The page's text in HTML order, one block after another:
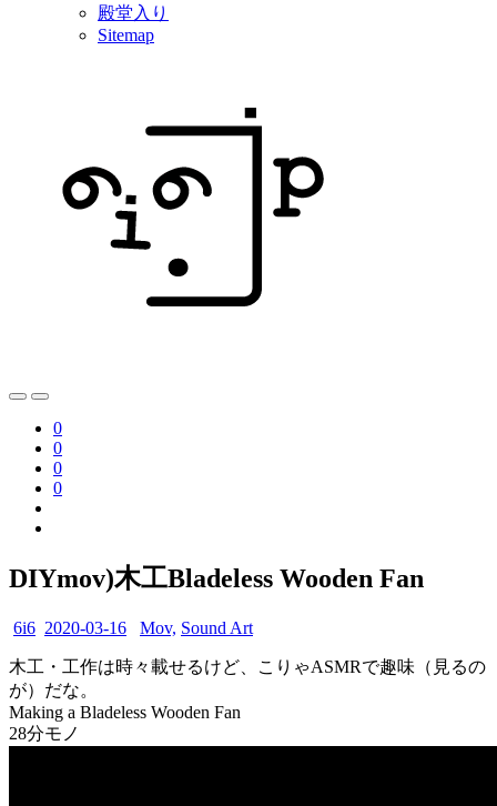
殿堂入り
Sitemap
0
0
0
0
DIYmov)木工Bladeless Wooden Fan
6i6 2020-03-16 Mov, Sound Art
木工・工作は時々載せるけど、こりゃASMRで趣味（見るの
が）だな。
Making a Bladeless Wooden Fan
28分モノ